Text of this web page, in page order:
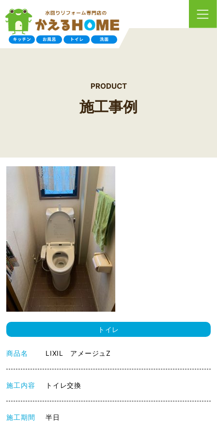
PRODUCT
施工事例
トイレ
商品名 LIXIL アメージュZ
施工内容 トイレ交換
施工期間 半日